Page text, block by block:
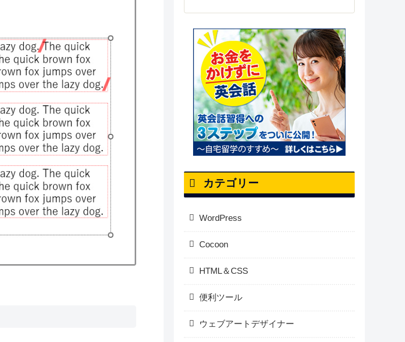
カテゴリー
WordPress
Cocoon
HTML＆CSS
便利ツール
ウェブアートデザイナー